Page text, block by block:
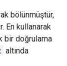
bölünmüştür,
En kullanarak
bir doğrulama
altında